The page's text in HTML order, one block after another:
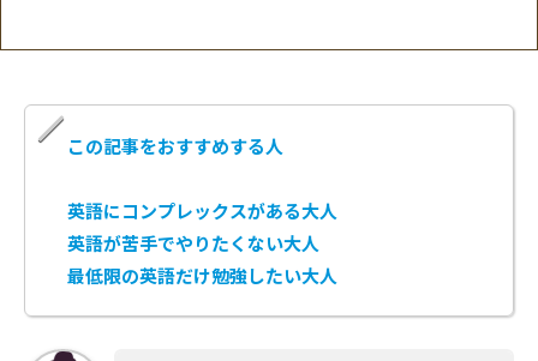
この記事をおすすめする人
英語にコンプレックスがある大人
英語が苦手でやりたくない大人
最低限の英語だけ勉強したい大人